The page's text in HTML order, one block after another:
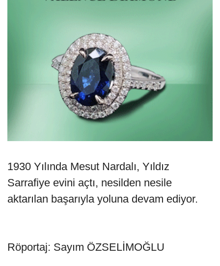
1930 Yılında Mesut Nardalı, Yıldız
Sarrafiye evini açtı, nesilden nesile
aktarılan başarıyla yoluna devam ediyor.
Röportaj: Sayım ÖZSELİMOĞLU